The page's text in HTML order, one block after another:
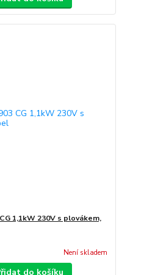
1,1kW 230V s plovákem,
Není skladem
do košíku